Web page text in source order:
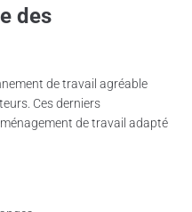
des
de travail agréable
Ces derniers
de travail adapté